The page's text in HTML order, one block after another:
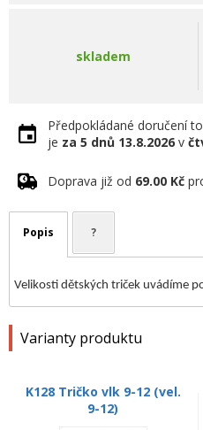
skladem
Předpokládané doručení
je za 5 dnů 13.8.2026 v
Doprava již od 69.00 Kč
Popis ?
Velikosti dětských triček uvádíme
Varianty produktu
K128 Tričko vlk 9-12 (vel.
9-12)